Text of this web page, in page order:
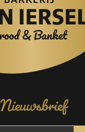
Nieuwsbrief